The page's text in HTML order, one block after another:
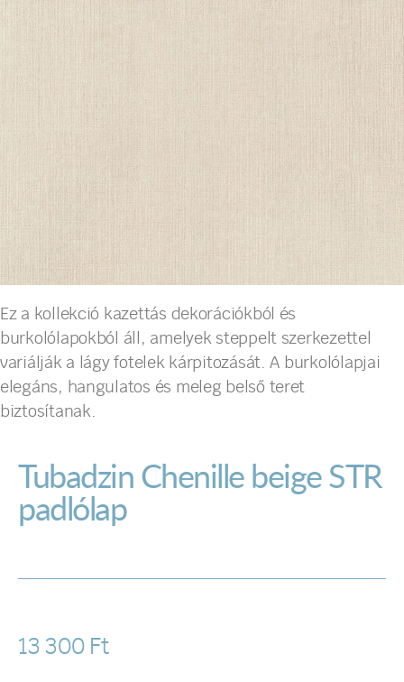
Ez a kollekció kazettás dekorációkból és
burkolólapokból áll, amelyek steppelt szerkezettel
variálják a lágy fotelek kárpitozását. A burkolólapjai
elegáns, hangulatos és meleg belső teret
biztosítanak.
Tubadzin Chenille beige STR
padlólap
13 300 Ft